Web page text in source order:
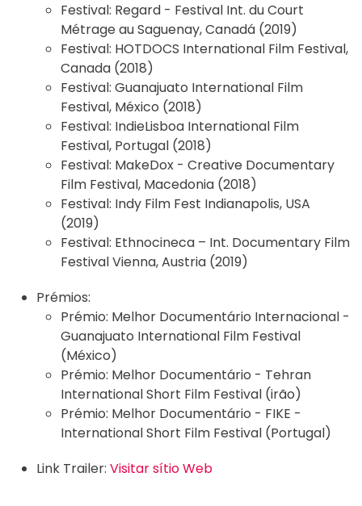
Festival: Regard - Festival Int. du Court
Métrage au Saguenay, Canadá (2019)
Festival: HOTDOCS International Film Festival,
Canada (2018)
Festival: Guanajuato International Film
Festival, México (2018)
Festival: IndieLisboa International Film
Festival, Portugal (2018)
Festival: MakeDox - Creative Documentary
Film Festival, Macedonia (2018)
Festival: Indy Film Fest Indianapolis, USA
(2019)
Festival: Ethnocineca – Int. Documentary Film
Festival Vienna, Austria (2019)
Prémios:
Prémio: Melhor Documentário Internacional -
Guanajuato International Film Festival
(México)
Prémio: Melhor Documentário - Tehran
International Short Film Festival (irão)
Prémio: Melhor Documentário - FIKE -
International Short Film Festival (Portugal)
Link Trailer: Visitar sítio Web